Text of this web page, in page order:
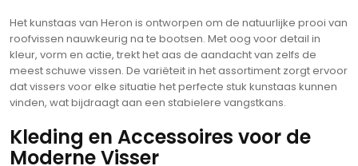
Het kunstaas van Heron is ontworpen om de natuurlijke prooi van
roofvissen nauwkeurig na te bootsen. Met oog voor detail in
kleur, vorm en actie, trekt het aas de aandacht van zelfs de
meest schuwe vissen. De variëteit in het assortiment zorgt ervoor
dat vissers voor elke situatie het perfecte stuk kunstaas kunnen
vinden, wat bijdraagt aan een stabielere vangstkans.
Kleding en Accessoires voor de
Moderne Visser